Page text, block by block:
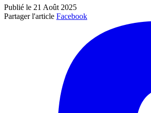
Publié le 21 Août 2025
Partager l'article Facebook